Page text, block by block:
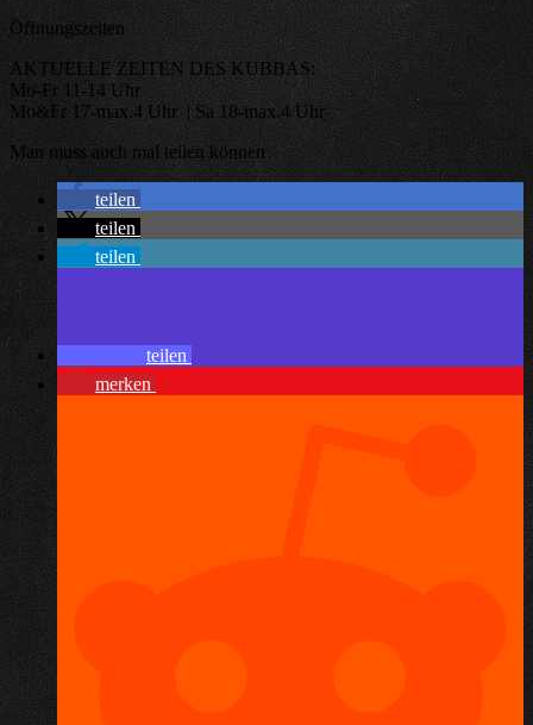
Öffnungszeiten
AKTUELLE ZEITEN DES KUBBAS:
Mo-Fr 11-14 Uhr
Mo&Fr 17-max.4 Uhr | Sa 18-max.4 Uhr
Man muss auch mal teilen können
teilen
teilen
teilen
teilen
merken